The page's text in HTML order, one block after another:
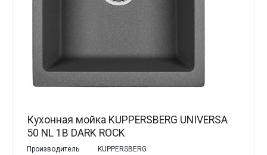
Кухонная мойка KUPPERSBERG UNIVERSA
50 NL 1B DARK ROCK
Производитель
KUPPERSBERG